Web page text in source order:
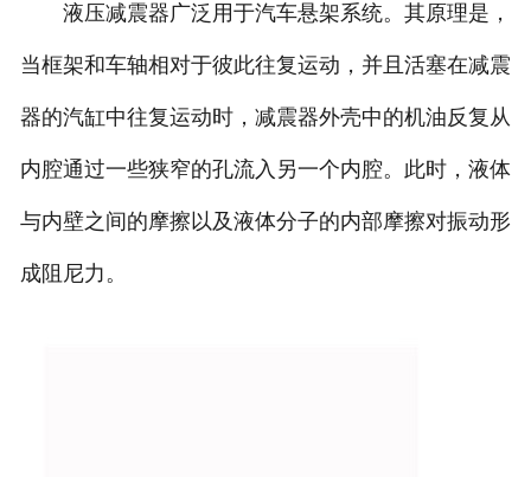
液压减震器广泛用于汽车悬架系统。其原理是，
当框架和车轴相对于彼此往复运动，并且活塞在减震
器的汽缸中往复运动时，减震器外壳中的机油反复从
内腔通过一些狭窄的孔流入另一个内腔。此时，液体
与内壁之间的摩擦以及液体分子的内部摩擦对振动形
成阻尼力。